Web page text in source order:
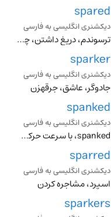
spared
دیکشنری انگلیسی به فارسی
ترسوندم، دریغ داشتن، چشم پوشیدن از، بخشیدن، برای یدکی نگاه داشتن، در ذخیره نگاه داشتن
sparker
دیکشنری انگلیسی به فارسی
جادوگر، عاشق، جرقهزن
spanked
دیکشنری انگلیسی به فارسی
spanked، با سرعت حرکت کردن، با دست بکفل زدن، در کونی زدن
sparred
دیکشنری انگلیسی به فارسی
اسپرد، مشاجره کردن
sparkers